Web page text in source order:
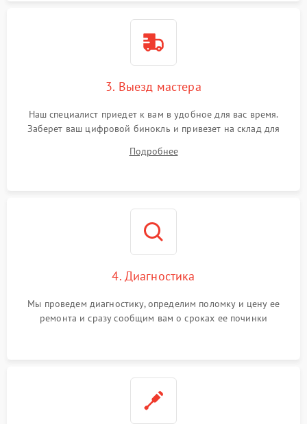
3. Выезд мастера
Наш специалист приедет к вам в удобное для вас время.
Заберет ваш цифровой бинокль и привезет на склад для
Подробнее
4. Диагностика
Мы проведем диагностику, определим поломку и цену ее
ремонта и сразу сообщим вам о сроках ее починки